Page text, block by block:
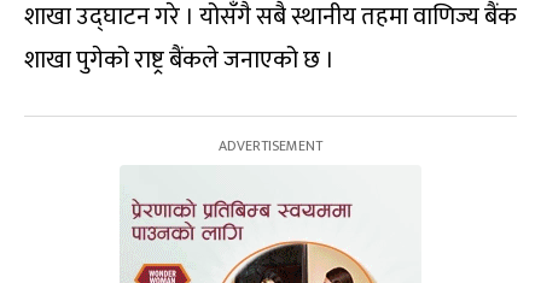
शाखा उद्घाटन गरे । योसँगै सबै स्थानीय तहमा वाणिज्य बैंक
शाखा पुगेको राष्ट्र बैंकले जनाएको छ ।